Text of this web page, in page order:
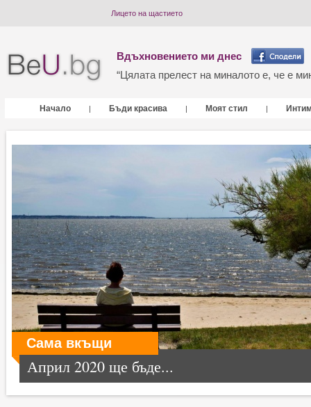
Лицето на щастието
Вдъхновението ми днес
“Цялата прелест на миналото е, че е
Начало | Бъди красива | Моят стил |
Сама вкъщи
Април 2020 ще бъде...